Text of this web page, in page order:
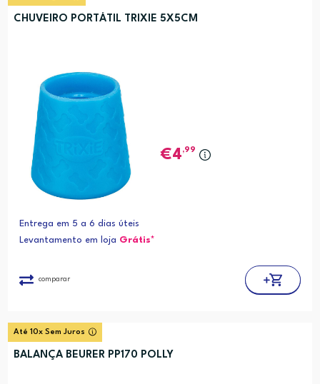
CHUVEIRO PORTÁTIL TRIXIE 5X5CM
4,99
Entrega em 5 a 6 dias úteis
Levantamento em loja Grátis*
comparar
Até 10x Sem Juros
BALANÇA BEURER PP170 POLLY